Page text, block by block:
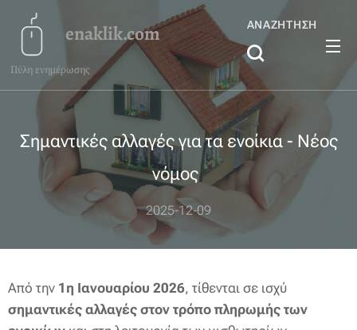
enaklik.com
Πύλη ενημέρωσης
ΑΝΑΖΉΤΗΣΗ
Σημαντικές αλλαγές για τα ενοίκια - Νέος
νόμος
2025-12-09
Από την 1η Ιανουαρίου 2026, τίθενται σε ισχύ
σημαντικές αλλαγές στον τρόπο πληρωμής των